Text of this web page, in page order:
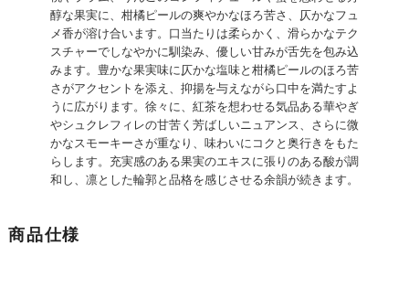
醇な果実に、柑橘ピールの爽やかなほろ苦さ、仄かなフュ
メ香が溶け合います。口当たりは柔らかく、滑らかなテク
スチャーでしなやかに馴染み、優しい甘みが舌先を包み込
みます。豊かな果実味に仄かな塩味と柑橘ピールのほろ苦
さがアクセントを添え、抑揚を与えながら口中を満たすよ
うに広がります。徐々に、紅茶を想わせる気品ある華やぎ
やシュクレフィレの甘苦く芳ばしいニュアンス、さらに微
かなスモーキーさが重なり、味わいにコクと奥行きをもた
らします。充実感のある果実のエキスに張りのある酸が調
和し、凛とした輪郭と品格を感じさせる余韻が続きます。
商品仕様